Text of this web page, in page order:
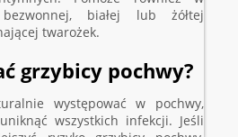
białej lub żółtej
twarożek.
grzybicy pochwy?
występować w pochwy,
wszystkich infekcji. Jeśli